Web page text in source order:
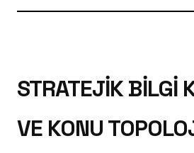
STRATEJIK BILGI
VE KONU